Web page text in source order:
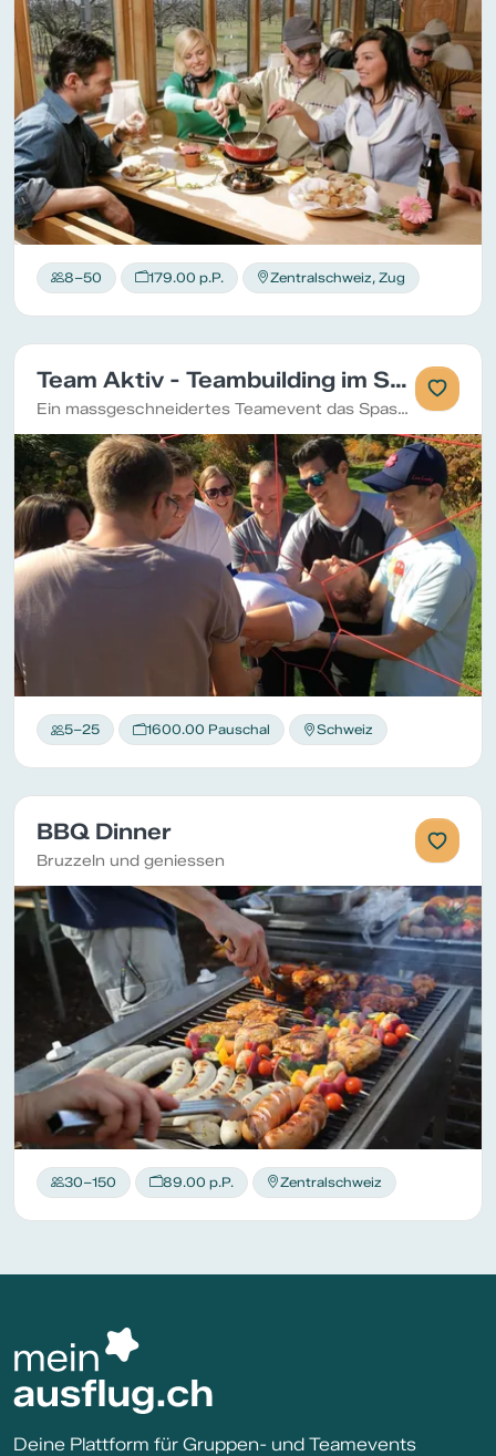
8–50 179.00 p.P. Zentralschweiz, Zug
Team Aktiv - Teambuilding im Sommer
Ein massgeschneidertes Teamevent das Spass macht!
5–25 1600.00 Pauschal Schweiz
BBQ Dinner
Bruzzeln und geniessen
30–150 89.00 p.P. Zentralschweiz
Deine Plattform für Gruppen- und Teamevents